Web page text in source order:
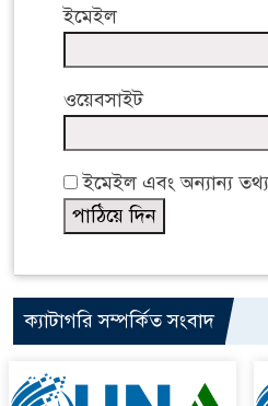
ইমেইল
ওয়েবসাইট
ইমেইল এবং অন্যান্য
ক্যাটাগরি সম্পর্কিত সংবাদ